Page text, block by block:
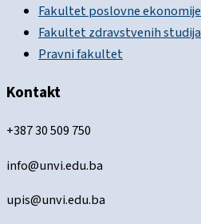
Fakultet poslovne ekonomije
Fakultet zdravstvenih studija
Pravni fakultet
Kontakt
+387 30 509 750
info@unvi.edu.ba
upis@unvi.edu.ba